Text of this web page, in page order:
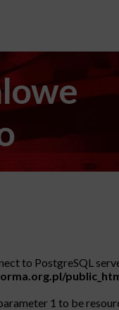
to PostgreSQL
1 to be